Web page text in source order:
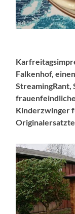
Falkenhof,
Kinderzwinger